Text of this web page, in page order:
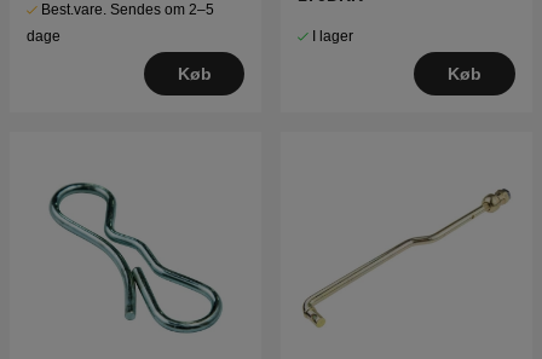
Best.vare. Sendes om 2–5
dage
Køb
I lager
Køb